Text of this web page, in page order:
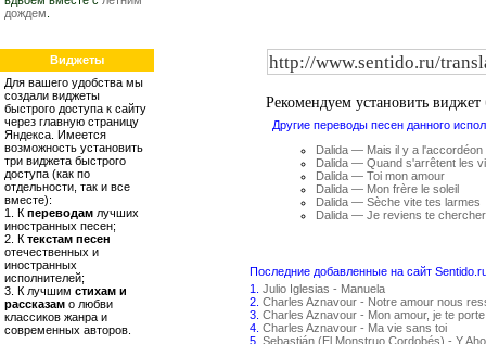
дождем
Виджеты
Для вашего удобства мы
создали виджеты
быстрого доступа к сайту
через главную страницу
Яндекса. Имеется
возможность установить
три виджета быстрого
доступа (как по
отдельности, так и все
вместе):
1. К переводам лучших
иностранных песен;
2. К текстам песен
отечественных и
иностранных
исполнителей;
3. К лучшим стихам и
рассказам о любви
классиков жанра и
современных авторов.
Рекомендуем установить виджет
Другие переводы песен данного
Dalida — Mais il y a l'accordéon
Dalida — Quand s'arrêtent les
Dalida — Toi mon amour
Dalida — Mon frère le soleil
Dalida — Sèche vite tes larmes
Dalida — Je reviens te chercher
Последние добавленные на сайт
1. Julio Iglesias - Manuela
2. Charles Aznavour - Notre amour nous
3. Charles Aznavour - Mon amour, je te
4. Charles Aznavour - Ma vie sans toi
5. Sebastián (El Monstruo Cordobés) - Y